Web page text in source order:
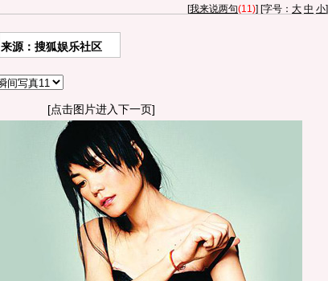
[我来说两句(11)] [字号： 大 中 小]
来源：搜狐娱乐社区
[点击图片进入下一页]